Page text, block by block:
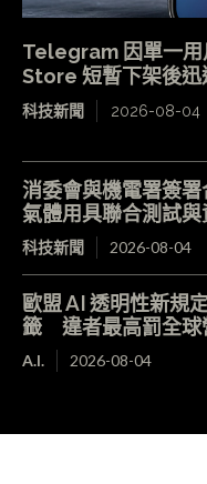
Telegram 因單一
Store 短暫下架後迅
科技新聞 2026-08-04
消委會與機電署簽
氣體用具聯合測試
科技新聞 2026-08-04
歐盟 AI 透明性新規
籤 違者最高罰全球
A.I. 2026-08-04